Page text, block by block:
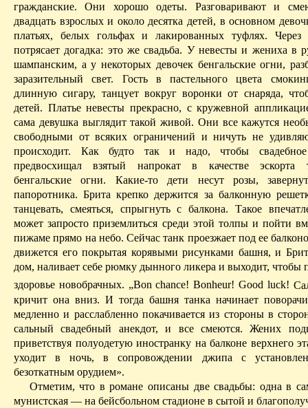
гражданские. Они хорошо одеты. Разговаривают и
двадцать взрослых и около десятка детей, в основном
платьях, белых гольфах и лакированных туфлях. Через
потрясает догадка: это же свадьба. У невесты и жениха в
шампанским, а у некоторых девочек бенгальские огни,
заразительный свет. Гость в пастельного цвета
длинную сигару, танцует вокруг воронки от снаряда,
детей. Платье невесты прекрасно, с кружевной
сама девушка выглядит такой живой. Они все кажутся
свободными от всяких ограничений и ничуть не
происходит. Как будто так и надо, чтобы свадебное
предвосхищал взятый напрокат в качестве эскорта
бенгальские огни. Какие-то дети несут розы,
папоротника.Брита крепко держится за балконную
танцевать, смеяться, спрыгнуть с балкона. Такое
может запросто приземлиться среди этой толпы и пойти
пижаме прямо на небо. Сейчас танк проезжает под ее
движется его покрытая корявыми рисунками башня, и
дом, наливает себе рюмку дынного ликера и выходит, чтобы
здоровье новобрачных. „Bon chance!Bonheur! Good luck!
кричит она вниз. И тогда башня танка начинает
медленно и расслабленно покачивается из стороны в
сальный свадебный анекдот, и все смеются. Жених
приветствуя полуодетую иностранку на балконе верхнего
уходит в ночь, в сопровождении джипа с
безоткатным орудием».
Отметим, что в романе описаны две свадьбы: одна в
мунистская — на бейсбольном стадионе в сытой и